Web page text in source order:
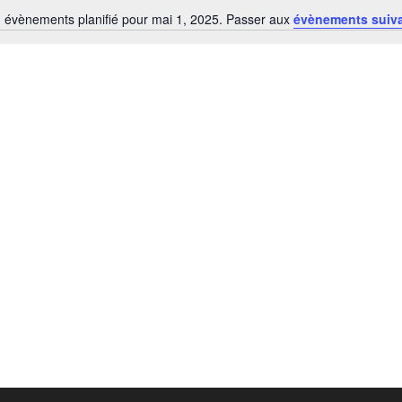
Notice
évènements planifié pour mai 1, 2025. Passer aux évènements